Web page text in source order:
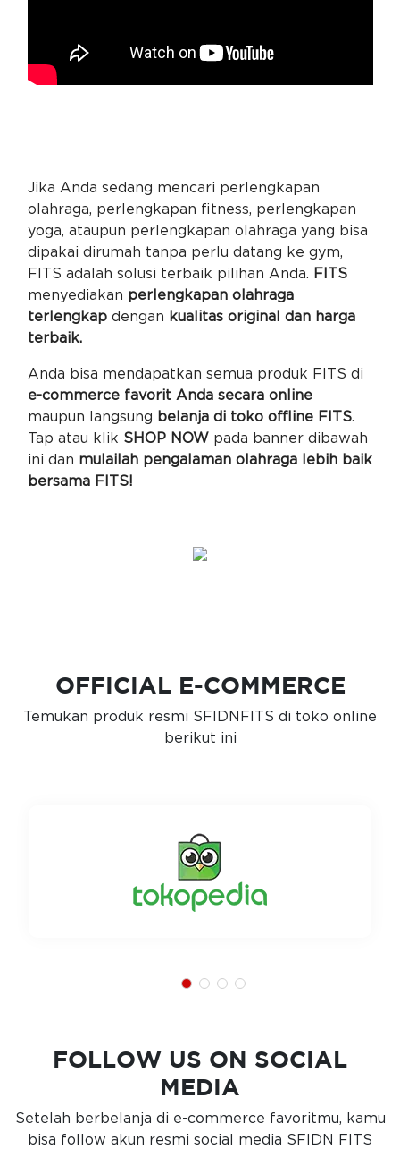
Jika Anda sedang mencari perlengkapan
olahraga, perlengkapan fitness, perlengkapan
yoga, ataupun perlengkapan olahraga yang bisa
dipakai dirumah tanpa perlu datang ke gym,
FITS adalah solusi terbaik pilihan Anda. FITS
menyediakan perlengkapan olahraga
terlengkapdengan kualitas original dan harga
terbaik.
Anda bisa mendapatkan semua produk FITS di
e-commerce favorit Anda secara online
maupun langsung belanja di toko offline FITS.
Tap atau klik SHOP NOW pada banner dibawah
ini dan mulailah pengalaman olahraga lebih baik
bersama FITS!
OFFICIAL E-COMMERCE
Temukan produk resmi SFIDNFITS di toko online
berikut ini
FOLLOW US ON SOCIAL
MEDIA
Setelah berbelanja di e-commerce favoritmu, kamu
bisa follow akun resmi social media SFIDN FITS